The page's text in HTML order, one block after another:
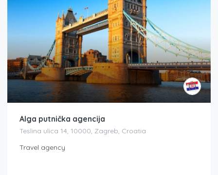
Alga putnička agencija
Teslina ulica 14, 10000, Zagreb, Croatia
Travel agency